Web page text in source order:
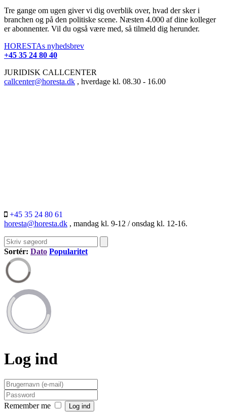
Tre gange om ugen giver vi dig overblik over, hvad der sker i
branchen og på den politiske scene. Næsten 4.000 af dine kolleger
er abonnenter. Vil du også være med, så tilmeld dig herunder.
HORESTAs nyhedsbrev
+45 35 24 80 40
JURIDISK CALLCENTER
callcenter@horesta.dk , hverdage kl. 08.30 - 16.00
+45 35 24 80 61
horesta@horesta.dk , mandag kl. 9-12 / onsdag kl. 12-16.
Sortér: Dato Popularitet
Log ind
Remember me